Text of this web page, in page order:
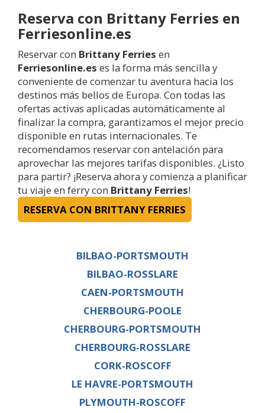
Reserva con Brittany Ferries en
Ferriesonline.es
Reservar con Brittany Ferries en
Ferriesonline.es es la forma más sencilla y
conveniente de comenzar tu aventura hacia los
destinos más bellos de Europa. Con todas las
ofertas activas aplicadas automáticamente al
finalizar la compra, garantizamos el mejor precio
disponible en rutas internacionales. Te
recomendamos reservar con antelación para
aprovechar las mejores tarifas disponibles. ¿Listo
para partir? ¡Reserva ahora y comienza a planificar
tu viaje en ferry con Brittany Ferries!
RESERVA CON BRITTANY FERRIES
BILBAO-PORTSMOUTH
BILBAO-ROSSLARE
CAEN-PORTSMOUTH
CHERBOURG-POOLE
CHERBOURG-PORTSMOUTH
CHERBOURG-ROSSLARE
CORK-ROSCOFF
LE HAVRE-PORTSMOUTH
PLYMOUTH-ROSCOFF